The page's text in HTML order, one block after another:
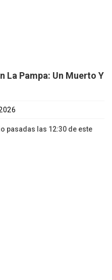
La Pampa: Un Muerto Y
pasadas las 12:30 de este